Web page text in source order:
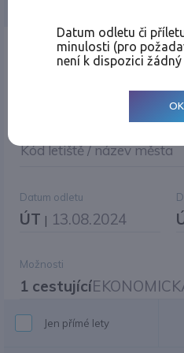
Místo odletu
Kód letiště / název města
Datum odletu
ÚT | 13.08.2024
Možnosti
1 cestující
Jen přímé lety
Datum odletu či
minulosti (pro
není k dispozici
OK